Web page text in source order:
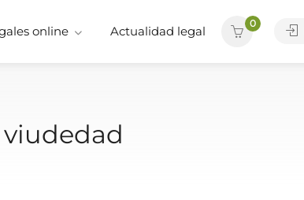
online Actualidad legal
0